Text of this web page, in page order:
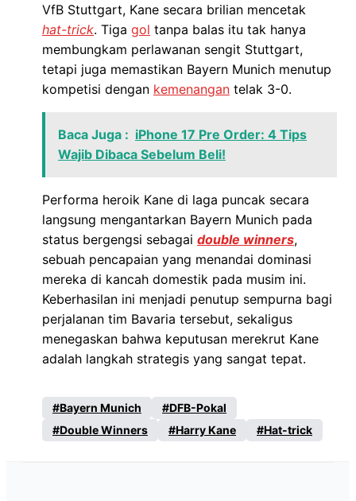
VfB Stuttgart, Kane secara brilian mencetak
hat-trick. Tiga gol tanpa balas itu tak hanya
membungkam perlawanan sengit Stuttgart,
tetapi juga memastikan Bayern Munich menutup
kompetisi dengan kemenangan telak 3-0.
Baca Juga : iPhone 17 Pre Order: 4 Tips
Wajib Dibaca Sebelum Beli!
Performa heroik Kane di laga puncak secara
langsung mengantarkan Bayern Munich pada
status bergengsi sebagai double winners,
sebuah pencapaian yang menandai dominasi
mereka di kancah domestik pada musim ini.
Keberhasilan ini menjadi penutup sempurna bagi
perjalanan tim Bavaria tersebut, sekaligus
menegaskan bahwa keputusan merekrut Kane
adalah langkah strategis yang sangat tepat.
Bayern Munich
DFB-Pokal
Double Winners
Harry Kane Hat-trick